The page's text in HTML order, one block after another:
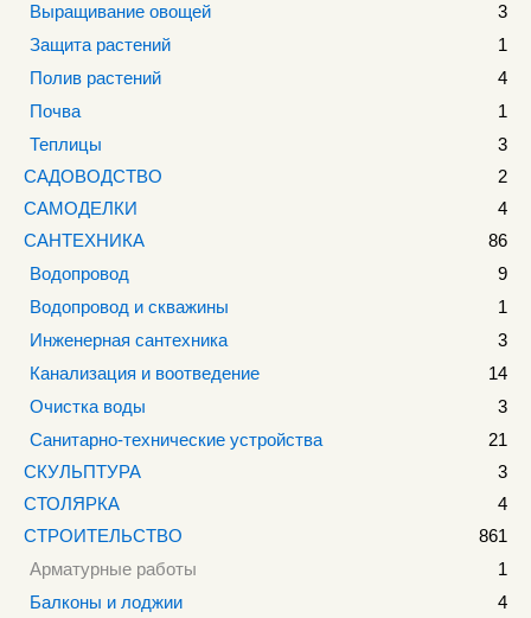
Выращивание овощей
3
Защита растений
1
Полив растений
4
Почва
1
Теплицы
3
САДОВОДСТВО
2
САМОДЕЛКИ
4
САНТЕХНИКА
86
Водопровод
9
Водопровод и скважины
1
Инженерная сантехника
3
Канализация и воотведение
14
Очистка воды
3
Санитарно-технические устройства
21
СКУЛЬПТУРА
3
СТОЛЯРКА
4
СТРОИТЕЛЬСТВО
861
Арматурные работы
1
Балконы и лоджии
4